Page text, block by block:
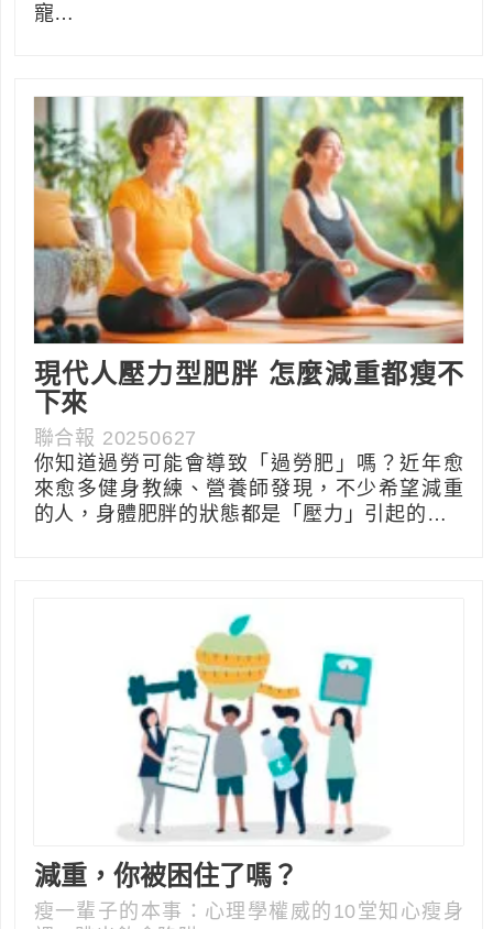
寵…
現代人壓力型肥胖 怎麼減重都瘦不
下來
聯合報 20250627
你知道過勞可能會導致「過勞肥」嗎？近年愈
來愈多健身教練、營養師發現，不少希望減重
的人，身體肥胖的狀態都是「壓力」引起的…
減重，你被困住了嗎？
瘦一輩子的本事：心理學權威的10堂知心瘦身